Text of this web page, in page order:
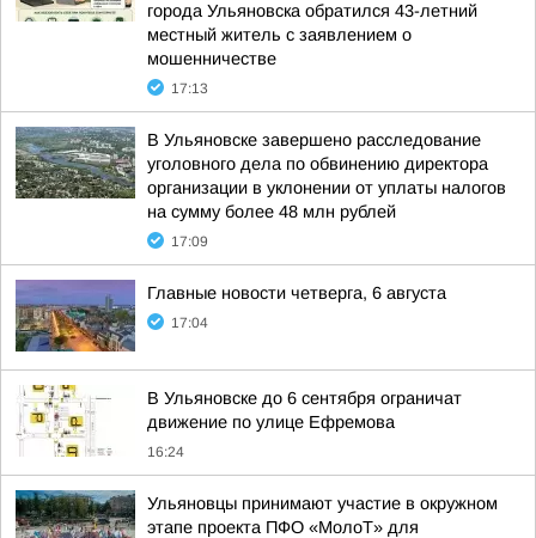
города Ульяновска обратился 43-летний
местный житель с заявлением о
мошенничестве
17:13
В Ульяновске завершено расследование
уголовного дела по обвинению директора
организации в уклонении от уплаты налогов
на сумму более 48 млн рублей
17:09
Главные новости четверга, 6 августа
17:04
В Ульяновске до 6 сентября ограничат
движение по улице Ефремова
16:24
Ульяновцы принимают участие в окружном
этапе проекта ПФО «МолоТ» для